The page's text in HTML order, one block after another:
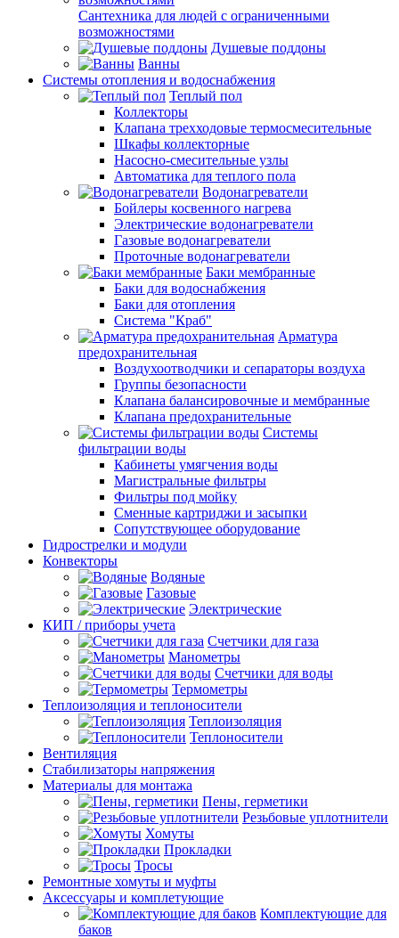
Сантехника для людей с ограниченными
возможностями
Душевые поддоны
Ванны
Системы отопления и водоснабжения
Теплый пол
Коллекторы
Клапана трехходовые термосмесительные
Шкафы коллекторные
Насосно-смесительные узлы
Автоматика для теплого пола
Водонагреватели
Бойлеры косвенного нагрева
Электрические водонагреватели
Газовые водонагреватели
Проточные водонагреватели
Баки мембранные
Баки для водоснабжения
Баки для отопления
Система "Краб"
Арматура
предохранительная
Воздухоотводчики и сепараторы воздуха
Группы безопасности
Клапана балансировочные и мембранные
Клапана предохранительные
Системы
фильтрации воды
Кабинеты умягчения воды
Магистральные фильтры
Фильтры под мойку
Сменные картриджи и засыпки
Сопутствующее оборудование
Гидрострелки и модули
Конвекторы
Водяные
Газовые
Электрические
КИП / приборы учета
Счетчики для газа
Манометры
Счетчики для воды
Термометры
Теплоизоляция и теплоносители
Теплоизоляция
Теплоносители
Вентиляция
Стабилизаторы напряжения
Материалы для монтажа
Пены, герметики
Резьбовые уплотнители
Хомуты
Прокладки
Тросы
Ремонтные хомуты и муфты
Аксессуары и комплетующие
Комплектующие для
баков